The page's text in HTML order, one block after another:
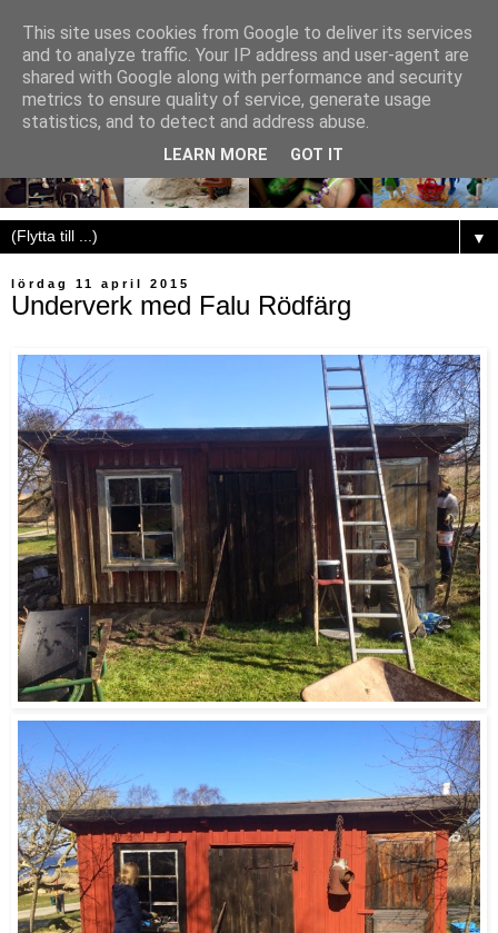
▼
lördag 11 april 2015
Underverk med Falu Rödfärg
This site uses cookies from Google to deliver its services
and to analyze traffic. Your IP address and user-agent are
shared with Google along with performance and security
metrics to ensure quality of service, generate usage
statistics, and to detect and address abuse.
LEARN MORE GOT IT